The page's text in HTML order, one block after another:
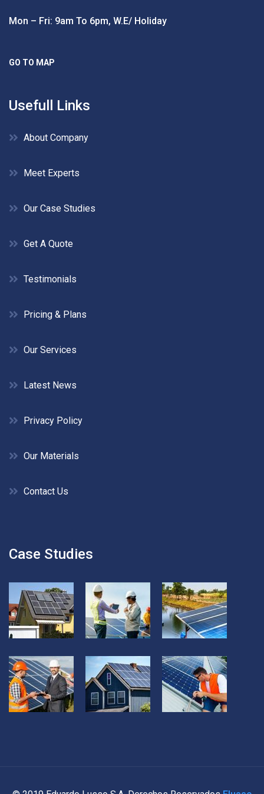
Mon – Fri: 9am To 6pm, W.e/ Holiday
GO TO MAP
Usefull Links
About Company
Meet Experts
Our Case Studies
Get A Quote
Testimonials
Pricing & Plans
Our Services
Latest News
Privacy Policy
Our Materials
Contact Us
Case Studies